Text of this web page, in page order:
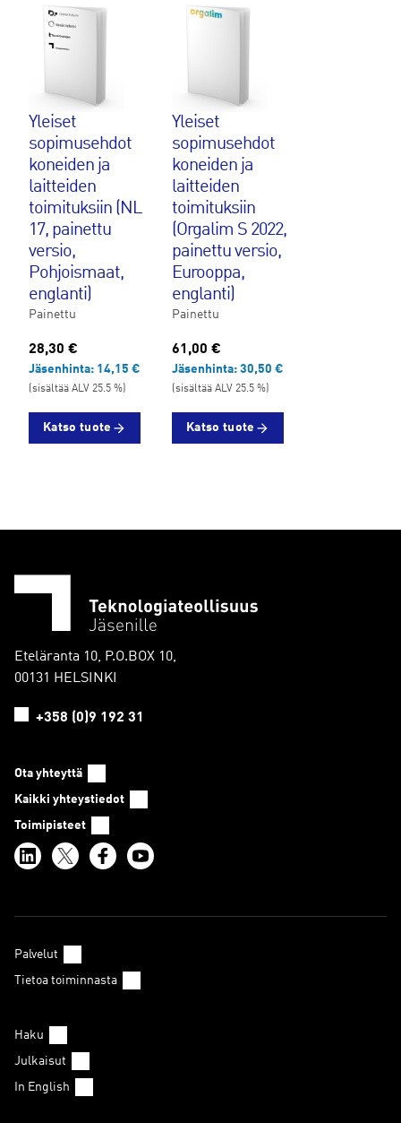
Yleiset
sopimusehdot
koneiden ja
laitteiden
toimituksiin (NL
17, painettu
versio,
Pohjoismaat,
englanti)
Painettu
28,30 €
Jäsenhinta: 14,15 €
(sisältää ALV 25.5 %)
Katso tuote
Yleiset
sopimusehdot
koneiden ja
laitteiden
toimituksiin
(Orgalim S 2022,
painettu versio,
Eurooppa,
englanti)
Painettu
61,00 €
Jäsenhinta: 30,50 €
(sisältää ALV 25.5 %)
Katso tuote
Eteläranta 10, P.O.BOX 10,
00131 HELSINKI
+358 (0)9 192 31
Ota yhteyttä
Kaikki yhteystiedot
Toimipisteet
Palvelut
Tietoa toiminnasta
Haku
Julkaisut
In English